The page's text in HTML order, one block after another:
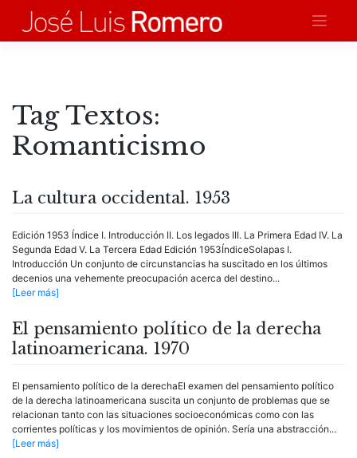
contenido
Tag Textos:
Romanticismo
La cultura occidental. 1953
Edición 1953 Índice I. Introducción II. Los legados III. La Primera Edad IV. La
Segunda Edad V. La Tercera Edad Edición 1953ÍndiceSolapas I.
Introducción Un conjunto de circunstancias ha suscitado en los últimos
decenios una vehemente preocupación acerca del destino...
[Leer más]
El pensamiento político de la derecha
latinoamericana. 1970
El pensamiento político de la derechaEl examen del pensamiento político
de la derecha latinoamericana suscita un conjunto de problemas que se
relacionan tanto con las situaciones socioeconómicas como con las
corrientes políticas y los movimientos de opinión. Sería una abstracción...
[Leer más]